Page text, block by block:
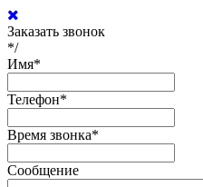
Заказать звонок
*/
Имя*
Телефон*
Время звонка*
Сообщение